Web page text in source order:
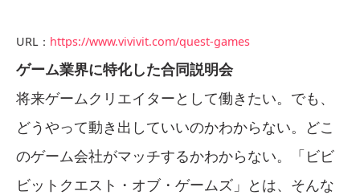
URL： https://www.vivivit.com/quest-games
ゲーム業界に特化した合同説明会
将来ゲームクリエイターとして働きたい。でも、
どうやって動き出していいのかわからない。どこ
のゲーム会社がマッチするかわからない。「ビビ
ビットクエスト・オブ・ゲームズ」とは、そんな